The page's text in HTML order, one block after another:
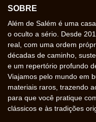
SOBRE
Além de Salém é uma
o oculto a sério. Desde
real, com uma ordem
décadas de caminho,
e um repertório profundo
Viajamos pelo mundo em
materiais raros, trazendo
para que você pratique
clássicos e às tradições